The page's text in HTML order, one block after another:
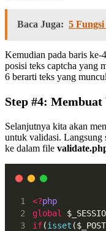
Baca Juga: 5
Kemudian pada baris ke-
posisi teks captcha yang
6 berarti teks yang
Step #4: Membuat
Selanjutnya kita akan
untuk validasi. Langsung
ke dalam file
<?php
global
if(isset